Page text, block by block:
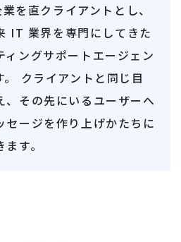
を直クライアントとし、
IT 業界を専門にしてきた
ィングサポートエージェン
。 クライアントと同じ目
、その先にいるユーザーへ
セージを作り上げかたちに
す。